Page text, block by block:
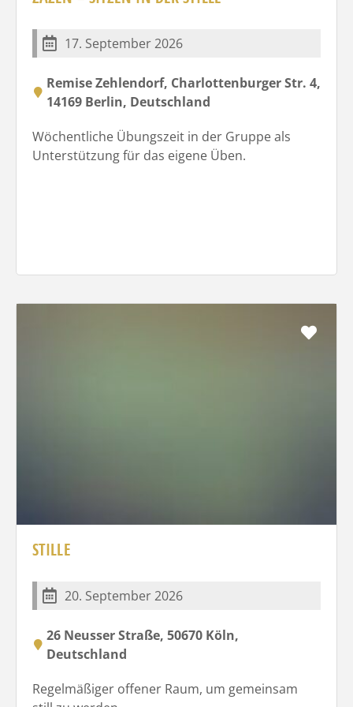
17. September 2026
Remise Zehlendorf, Charlottenburger Str. 4,
14169 Berlin, Deutschland
Wöchentliche Übungszeit in der Gruppe als
Unterstützung für das eigene Üben.
STILLE
20. September 2026
26 Neusser Straße, 50670 Köln,
Deutschland
Regelmäßiger offener Raum, um gemeinsam